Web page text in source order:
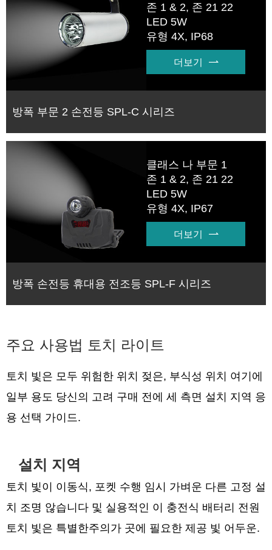
존 1 & 2, 존 21 22
LED 5W
유형 4X, IP68
더보기 
방폭 부문 2 손전등 SPL-C 시리즈
클래스 나 부문 1
존 1 & 2, 존 21 22
LED 5W
유형 4X, IP67
더보기 
방폭 손전등 휴대용 전조등 SPL-F 시리즈
주요 사용법 토치 라이트
토치 빛은 모두 위험한 위치 젖은, 부식성 위치 여기에
일부 용도 당신의 고려 구매 전에 세 측면 설치 지역 응
용 선택 가이드.
설치 지역
토치 빛이 이동식, 포켓 수행 임시 가벼운 다른 고정 설
치 조명 않습니다 및 실용적인 이 충전식 배터리 전원
토치 빛은 특별한주의가 곳에 필요한 제공 빛 어두운.